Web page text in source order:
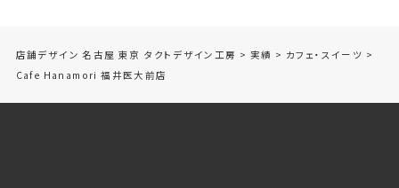
店舗デザイン 名古屋 東京 タクトデザイン工房 > 実績 > カフェ・スイーツ >
Cafe Hanamori 福井医大前店